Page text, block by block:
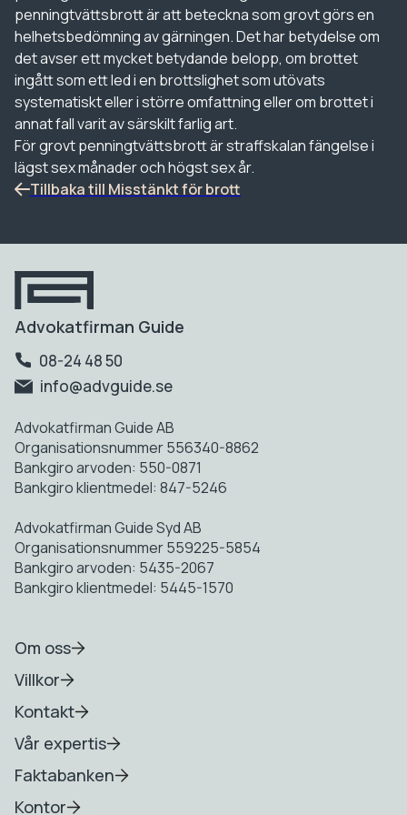
penningtvättsbrott är att beteckna som grovt görs en
helhetsbedömning av gärningen. Det har betydelse om
det avser ett mycket betydande belopp, om brottet
ingått som ett led i en brottslighet som utövats
systematiskt eller i större omfattning eller om brottet i
annat fall varit av särskilt farlig art.
För grovt penningtvättsbrott är straffskalan fängelse i
lägst sex månader och högst sex år.
Tillbaka till Misstänkt för brott
Advokatfirman Guide
08-24 48 50
info@advguide.se
Advokatfirman Guide AB
Organisationsnummer 556340-8862
Bankgiro arvoden: 550-0871
Bankgiro klientmedel: 847-5246
Advokatfirman Guide Syd AB
Organisationsnummer 559225-5854
Bankgiro arvoden: 5435-2067
Bankgiro klientmedel: 5445-1570
Om oss
Villkor
Kontakt
Vår expertis
Faktabanken
Kontor